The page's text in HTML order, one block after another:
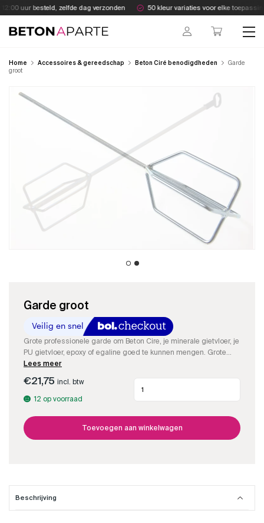
Skip
to
content
uur besteld, zelfde dag verzonden 50 kleur variaties voor elke toepassing
Beton Aparte
Home Accessoires & gereedschap Beton Ciré benodigdheden
Garde
groot
Garde groot
Grote professionele garde om Beton Cire, je minerale gietvloer, je
PU gietvloer, epoxy of egaline goed te kunnen mengen. Grote
garde om snel hele emmers PU, hele zakken egaline , grote sets
Lees meer
€21,75 incl. btw
12 op voorraad
groot
aantal
Toevoegen aan winkelwagen
Beschrijving